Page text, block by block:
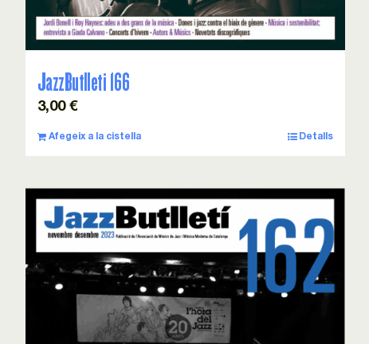
JazzButlleti 166
3,00 €
Afegeix a la cistella Detalls